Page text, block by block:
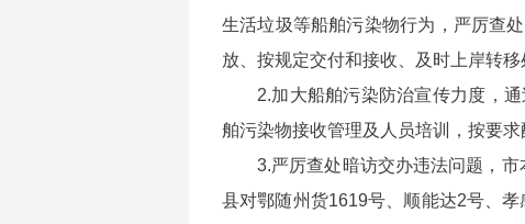
生活垃圾等船舶污染物行为，严厉查
放、按规定交付和接收、及时上岸转移
2.加大船舶污染防治宣传力度，
舶污染物接收管理及人员培训，按要
3.严厉查处暗访交办违法问题，
县对鄂随州货1619号、顺能达2号、